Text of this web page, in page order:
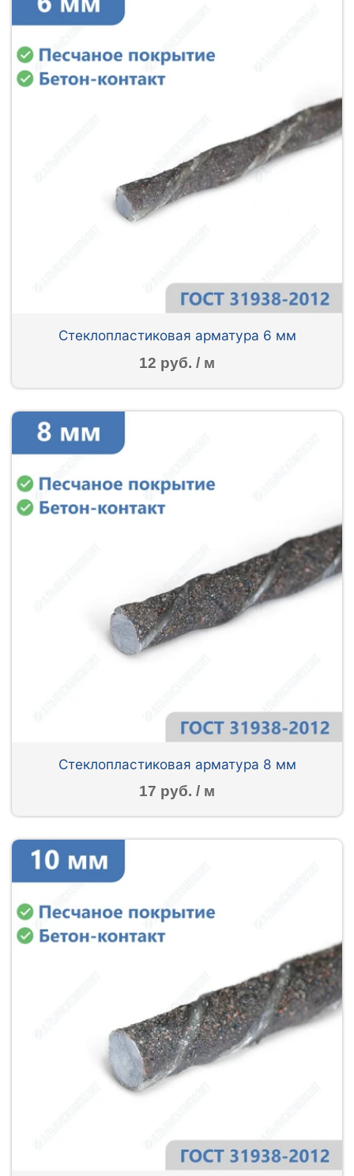
Стеклопластиковая арматура 6 мм
12 руб. / м
Стеклопластиковая арматура 8 мм
17 руб. / м